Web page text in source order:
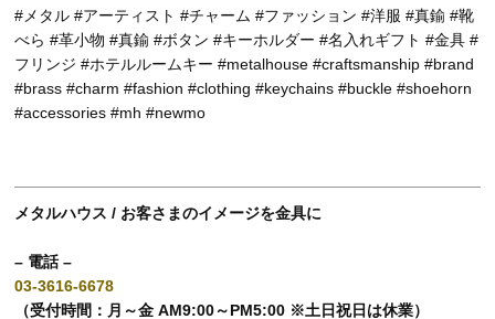
#メタル #アーティスト #チャーム #ファッション #洋服 #真鍮 #靴
べら #革小物 #真鍮 #ボタン #キーホルダー #名入れギフト #金具 #
フリンジ #ホテルルームキー #metalhouse #craftsmanship #brand
#brass #charm #fashion #clothing #keychains #buckle #shoehorn
#accessories #mh #newmo
メタルハウス / お客さまのイメージを金具に
– 電話 –
03-3616-6678
（受付時間：月～金 AM9:00～PM5:00 ※土日祝日は休業）